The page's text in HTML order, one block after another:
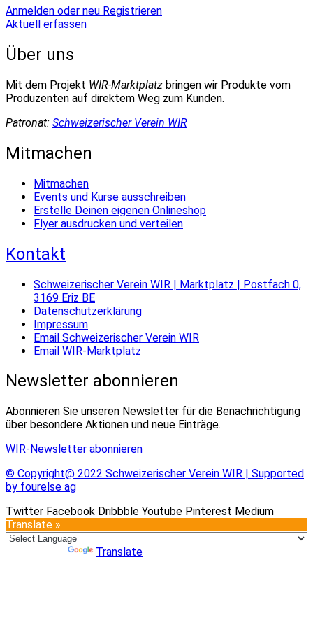
Anmelden oder neu Registrieren
Aktuell erfassen
Über uns
Mit dem Projekt WIR-Marktplatz bringen wir Produkte vom
Produzenten auf direktem Weg zum Kunden.
Patronat: Schweizerischer Verein WIR
Mitmachen
Mitmachen
Events und Kurse ausschreiben
Erstelle Deinen eigenen Onlineshop
Flyer ausdrucken und verteilen
Kontakt
Schweizerischer Verein WIR | Marktplatz | Postfach 0,
3169 Eriz BE
Datenschutzerklärung
Impressum
Email Schweizerischer Verein WIR
Email WIR-Marktplatz
Newsletter abonnieren
Abonnieren Sie unseren Newsletter für die Benachrichtigung
über besondere Aktionen und neue Einträge.
WIR-Newsletter abonnieren
© Copyright@ 2022 Schweizerischer Verein WIR | Supported
by fourelse ag
Twitter Facebook Dribbble Youtube Pinterest Medium
Translate »
Translate